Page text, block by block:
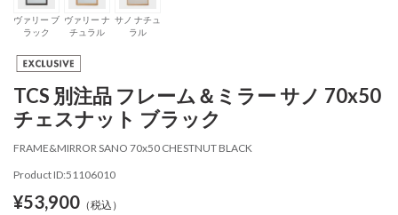
ヴァリー ブ
ラック
ヴァリー ナ
チュラル
サノ ナチュ
ラル
TCS 別注品 フレーム＆ミラー サノ 70x50
チェスナット ブラック
FRAME&MIRROR SANO 70x50 CHESTNUT BLACK
Product ID:51106010
¥53,900 （税込）